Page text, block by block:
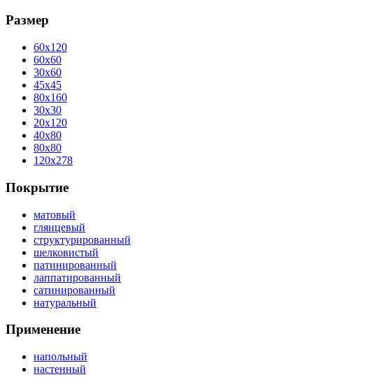
Размер
60x120
60x60
30x60
45x45
80x160
30x30
20x120
40x80
80x80
120x278
Покрытие
матовый
глянцевый
структурированный
шелковистый
патинированный
лаппатированный
сатинированный
натуральный
Применение
напольный
настенный